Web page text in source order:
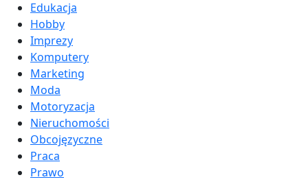
Edukacja
Hobby
Imprezy
Komputery
Marketing
Moda
Motoryzacja
Nieruchomości
Obcojęzyczne
Praca
Prawo